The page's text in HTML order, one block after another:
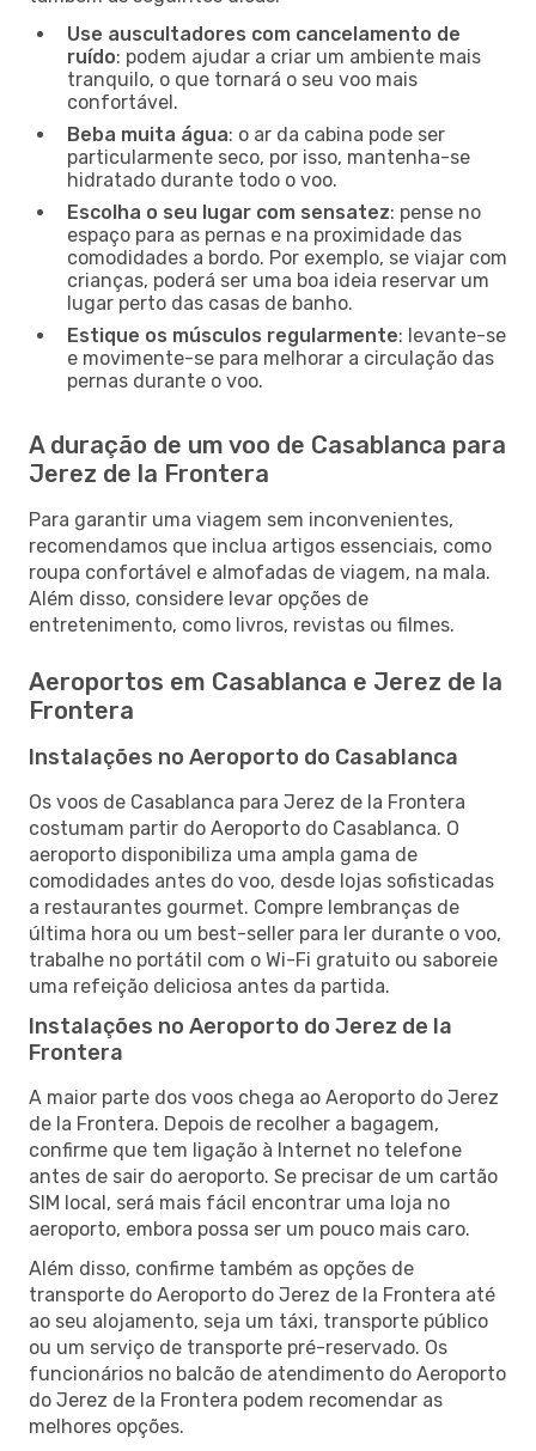
Use auscultadores com cancelamento de
ruído: podem ajudar a criar um ambiente mais
tranquilo, o que tornará o seu voo mais
confortável.
Beba muita água: o ar da cabina pode ser
particularmente seco, por isso, mantenha-se
hidratado durante todo o voo.
Escolha o seu lugar com sensatez: pense no
espaço para as pernas e na proximidade das
comodidades a bordo. Por exemplo, se viajar com
crianças, poderá ser uma boa ideia reservar um
lugar perto das casas de banho.
Estique os músculos regularmente: levante-se
e movimente-se para melhorar a circulação das
pernas durante o voo.
A duração de um voo de Casablanca para
Jerez de la Frontera
Para garantir uma viagem sem inconvenientes,
recomendamos que inclua artigos essenciais, como
roupa confortável e almofadas de viagem, na mala.
Além disso, considere levar opções de
entretenimento, como livros, revistas ou filmes.
Aeroportos em Casablanca e Jerez de la
Frontera
Instalações no Aeroporto do Casablanca
Os voos de Casablanca para Jerez de la Frontera
costumam partir do Aeroporto do Casablanca. O
aeroporto disponibiliza uma ampla gama de
comodidades antes do voo, desde lojas sofisticadas
a restaurantes gourmet. Compre lembranças de
última hora ou um best-seller para ler durante o voo,
trabalhe no portátil com o Wi-Fi gratuito ou saboreie
uma refeição deliciosa antes da partida.
Instalações no Aeroporto do Jerez de la
Frontera
A maior parte dos voos chega ao Aeroporto do Jerez
de la Frontera. Depois de recolher a bagagem,
confirme que tem ligação à Internet no telefone
antes de sair do aeroporto. Se precisar de um cartão
SIM local, será mais fácil encontrar uma loja no
aeroporto, embora possa ser um pouco mais caro.
Além disso, confirme também as opções de
transporte do Aeroporto do Jerez de la Frontera até
ao seu alojamento, seja um táxi, transporte público
ou um serviço de transporte pré-reservado. Os
funcionários no balcão de atendimento do Aeroporto
do Jerez de la Frontera podem recomendar as
melhores opções.